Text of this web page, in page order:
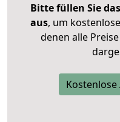
Bitte füllen Sie
aus, um
denen alle